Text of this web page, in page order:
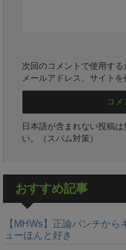
次回のコメントで使用する
メールアドレス、サイトを
日本語が含まれない投稿
い。（スパム対策）
おすすめ記事
【MHWs】正論パンチか
ューほんと好き